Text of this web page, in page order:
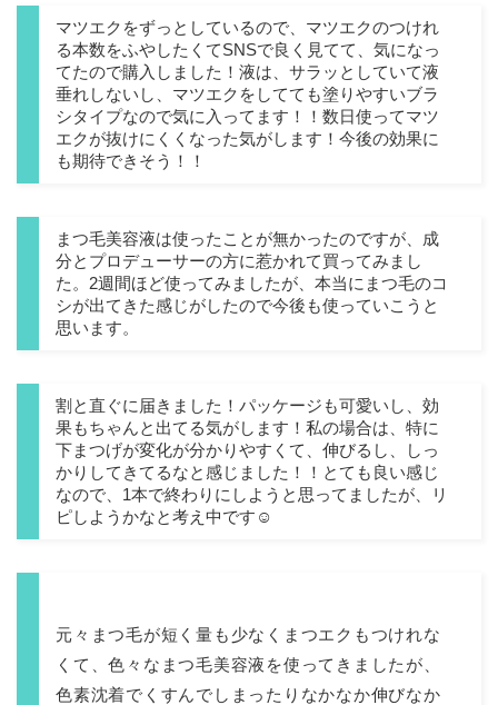
マツエクをずっとしているので、マツエクのつけれ
る本数をふやしたくてSNSで良く見てて、気になっ
てたので購入しました！液は、サラッとしていて液
垂れしないし、マツエクをしてても塗りやすいブラ
シタイプなので気に入ってます！！数日使ってマツ
エクが抜けにくくなった気がします！今後の効果に
も期待できそう！！
まつ毛美容液は使ったことが無かったのですが、成
分とプロデューサーの方に惹かれて買ってみまし
た。2週間ほど使ってみましたが、本当にまつ毛のコ
シが出てきた感じがしたので今後も使っていこうと
思います。
割と直ぐに届きました！パッケージも可愛いし、効
果もちゃんと出てる気がします！私の場合は、特に
下まつげが変化が分かりやすくて、伸びるし、しっ
かりしてきてるなと感じました！！とても良い感じ
なので、1本で終わりにしようと思ってましたが、リ
ピしようかなと考え中です☺️
元々まつ毛が短く量も少なくまつエクもつけれな
くて、色々なまつ毛美容液を使ってきましたが、
色素沈着でくすんでしまったりなかなか伸びなか